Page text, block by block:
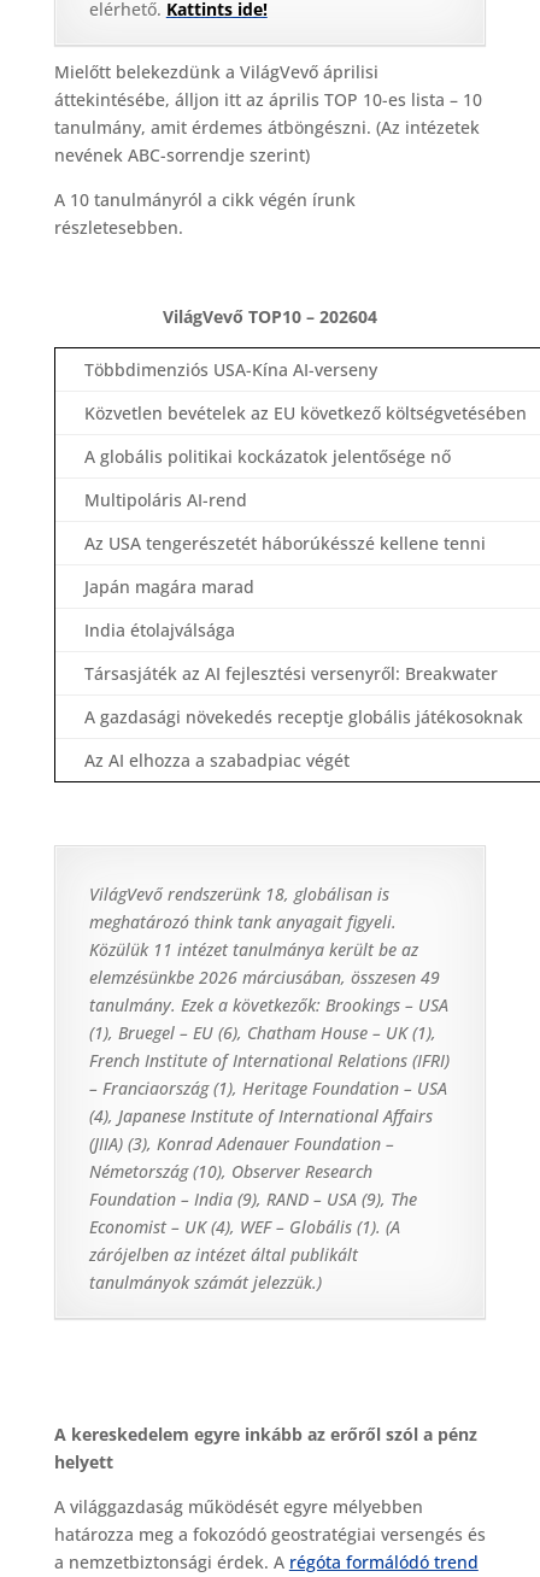
elérhető. Kattints ide!
Mielőtt belekezdünk a VilágVevő áprilisi
áttekintésébe, álljon itt az április TOP 10-es lista – 10
tanulmány, amit érdemes átböngészni. (Az intézetek
nevének ABC-sorrendje szerint)
A 10 tanulmányról a cikk végén írunk
részletesebben.
VilágVevő TOP10 – 202604
Többdimenziós USA-Kína AI-verseny
Közvetlen bevételek az EU következő költségvetésében
A globális politikai kockázatok jelentősége nő
Multipoláris AI-rend
Az USA tengerészetét háborúkésszé kellene tenni
Japán magára marad
India étolajválsága
Társasjáték az AI fejlesztési versenyről: Breakwater
A gazdasági növekedés receptje globális játékosoknak
Az AI elhozza a szabadpiac végét
VilágVevő rendszerünk 18, globálisan is
meghatározó think tank anyagait figyeli.
Közülük 11 intézet tanulmánya került be az
elemzésünkbe 2026 márciusában, összesen 49
tanulmány. Ezek a következők: Brookings – USA
(1), Bruegel – EU (6), Chatham House – UK (1),
French Institute of International Relations (IFRI)
– Franciaország (1), Heritage Foundation – USA
(4), Japanese Institute of International Affairs
(JIIA) (3), Konrad Adenauer Foundation –
Németország (10), Observer Research
Foundation – India (9), RAND – USA (9), The
Economist – UK (4), WEF – Globális (1). (A
zárójelben az intézet által publikált
tanulmányok számát jelezzük.)
A kereskedelem egyre inkább az erőről szól a pénz
helyett
A világgazdaság működését egyre mélyebben
határozza meg a fokozódó geostratégiai versengés és
a nemzetbiztonsági érdek. A régóta formálódó trend